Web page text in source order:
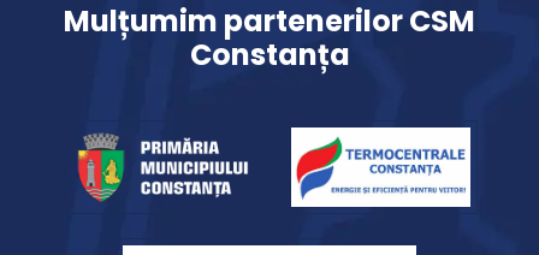
Mulțumim partenerilor CSM
Constanța